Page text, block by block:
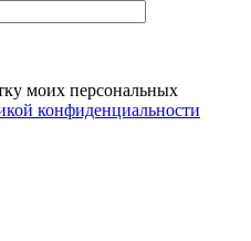
моих персональных
конфиденциальности